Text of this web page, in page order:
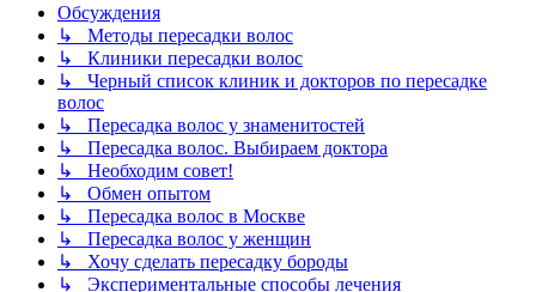
Обсуждения
↳ Методы пересадки волос
↳ Клиники пересадки волос
↳ Черный список клиник и докторов по пересадке
волос
↳ Пересадка волос у знаменитостей
↳ Пересадка волос. Выбираем доктора
↳ Необходим совет!
↳ Обмен опытом
↳ Пересадка волос в Москве
↳ Пересадка волос у женщин
↳ Хочу сделать пересадку бороды
↳ Экспериментальные способы лечения